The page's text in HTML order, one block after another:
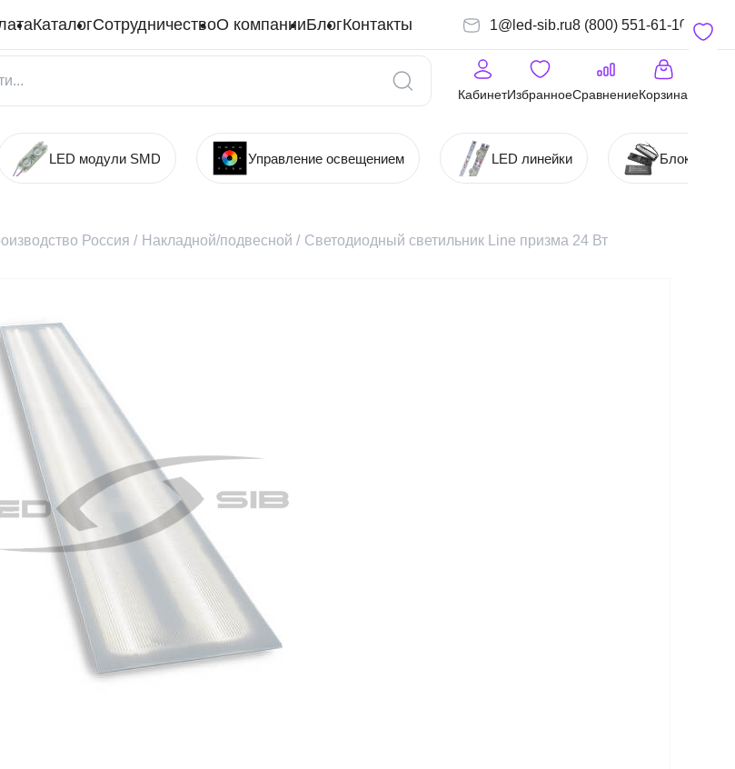
КаталогСотрудничествоО компанииБлогКонтакты 1@led-sib.ru8 (800) 551-61-10
КабинетИзбранноеСравнениеКорзина
LED модули SMD Управление освещением LED линейки Блоки
Россия / Накладной/подвесной / Светодиодный светильник Line призма 24 Вт